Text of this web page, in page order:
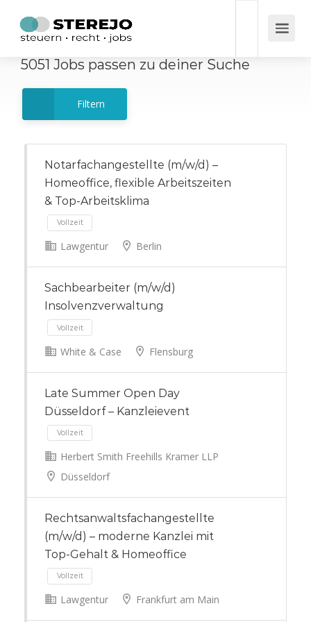
5051 Jobs passen zu deiner Suche
Filtern
Notarfachangestellte (m/w/d) –
Homeoffice, flexible Arbeitszeiten
& Top-Arbeitsklima
Lawgentur Berlin
Sachbearbeiter (m/w/d)
Insolvenzverwaltung
White & Case Flensburg
Late Summer Open Day
Düsseldorf – Kanzleievent
Herbert Smith Freehills Kramer LLP
Düsseldorf
Rechtsanwaltsfachangestellte
(m/w/d) – moderne Kanzlei mit
Top-Gehalt & Homeoffice
Lawgentur Frankfurt am Main